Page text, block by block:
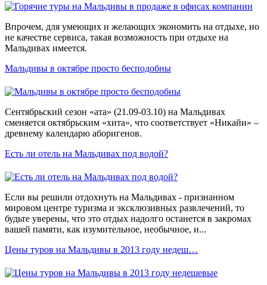
Впрочем, для умеющих и желающих экономить на отдыхе, но
не качестве сервиса, такая возможность при отдыхе на
Мальдивах имеется.
Мальдивы в октябре просто бесподобны
Сентябрьский сезон «ата» (21.09-03.10) на Мальдивах
сменяется октябрьским «хита», что соответствует «Никайи» –
древнему календарю аборигенов.
Есть ли отель на Мальдивах под водой?
Если вы решили отдохнуть на Мальдивах - признанном
мировом центре туризма и эксклюзивных развлечений, то
будьте уверены, что это отдых надолго останется в закромах
вашей памяти, как изумительное, необычное, и...
Цены туров на Мальдивы в 2013 году недеш…